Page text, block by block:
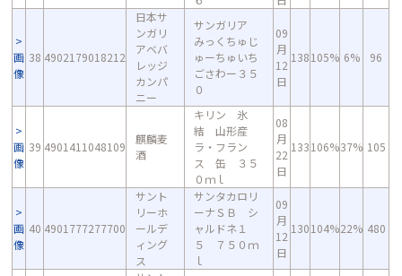
画
像
38 4902179018212
日本サ
ンガリ
アベバ
レッジ
カンパ
ニー
サンガリア
みっくちゅじ
ゅーちゅいち
ごさわー３５
０
09
月
12
日
138105% 6% 96
画
像
39 4901411048109
麒麟麦
酒
キリン 氷
結 山形産
ラ・フラン
ス 缶 ３５
０ｍｌ
08
月
22
日
133106%37% 105
画
像
40 4901777277700
サント
リーホ
ールデ
ィング
ス
サンタカロリ
ーナＳＢ シ
ャルドネ１
５ ７５０ｍ
ｌ
09
月
12
日
130104%22% 480